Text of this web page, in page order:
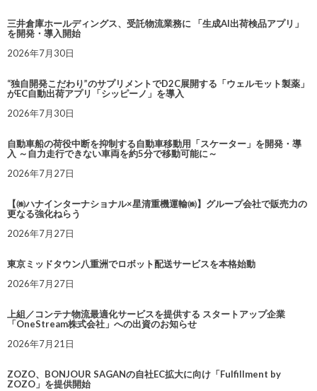
三井倉庫ホールディングス、受託物流業務に 「生成AI出荷検品アプリ」
を開発・導入開始
2026年7月30日
“独自開発こだわり”のサプリメントでD2C展開する「ウェルモット製薬」
がEC自動出荷アプリ「シッピーノ」を導入
2026年7月30日
自動車船の荷役中断を抑制する自動車移動用「スケーター」を開発・導
入 ～自力走行できない車両を約5分で移動可能に～
2026年7月27日
【㈱ハナインターナショナル×星清重機運輸㈱】グループ会社で販売力の
更なる強化ねらう
2026年7月27日
東京ミッドタウン八重洲でロボット配送サービスを本格始動
2026年7月27日
上組／コンテナ物流最適化サービスを提供する スタートアップ企業
「OneStream株式会社」への出資のお知らせ
2026年7月21日
ZOZO、BONJOUR SAGANの自社EC拡大に向け「Fulfillment by
ZOZO」を提供開始